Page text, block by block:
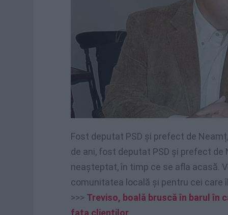
Fost deputat PSD și prefect de
de ani, fost deputat PSD și prefect de
neașteptat, în timp ce se afla acasă.
comunitatea locală și pentru cei care
>>> Treviso, boală bruscă în barul în